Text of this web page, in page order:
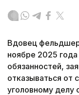
Вдовец
ноябре 2025
обязанностей,
отказываться от
уголовному делу